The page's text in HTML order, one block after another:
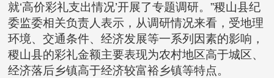
就‘高价彩礼支出情况’开展了专题调研。”稷山县纪
委监委相关负责人表示，从调研情况来看，受地理
环境、交通条件、经济发展等一系列因素的影响，
稷山县的彩礼金额主要表现为农村地区高于城区、
经济落后乡镇高于经济较富裕乡镇等特点。